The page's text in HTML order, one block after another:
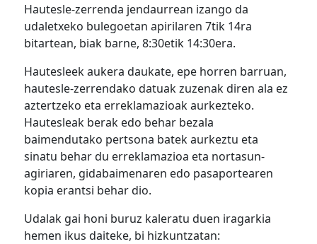
Hautesle-zerrenda jendaurrean izango da
udaletxeko bulegoetan apirilaren 7tik 14ra
bitartean, biak barne, 8:30etik 14:30era.
Hautesleek aukera daukate, epe horren barruan,
hautesle-zerrendako datuak zuzenak diren ala ez
aztertzeko eta erreklamazioak aurkezteko.
Hautesleak berak edo behar bezala
baimendutako pertsona batek aurkeztu eta
sinatu behar du erreklamazioa eta nortasun-
agiriaren, gidabaimenaren edo pasaportearen
kopia erantsi behar dio.
Udalak gai honi buruz kaleratu duen iragarkia
hemen ikus daiteke, bi hizkuntzatan: